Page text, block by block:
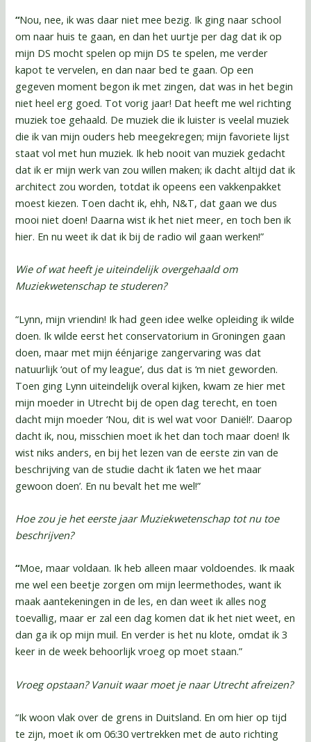
“Nou, nee, ik was daar niet mee bezig. Ik ging naar school
om naar huis te gaan, en dan het uurtje per dag dat ik op
mijn DS mocht spelen op mijn DS te spelen, me verder
kapot te vervelen, en dan naar bed te gaan. Op een
gegeven moment begon ik met zingen, dat was in het begin
niet heel erg goed. Tot vorig jaar! Dat heeft me wel richting
muziek toe gehaald. De muziek die ik luister is veelal muziek
die ik van mijn ouders heb meegekregen; mijn favoriete lijst
staat vol met hun muziek. Ik heb nooit van muziek gedacht
dat ik er mijn werk van zou willen maken; ik dacht altijd dat ik
architect zou worden, totdat ik opeens een vakkenpakket
moest kiezen. Toen dacht ik, ehh, N&T, dat gaan we dus
mooi niet doen! Daarna wist ik het niet meer, en toch ben ik
hier. En nu weet ik dat ik bij de radio wil gaan werken!”
Wie of wat heeft je uiteindelijk overgehaald om
Muziekwetenschap te studeren?
“Lynn, mijn vriendin! Ik had geen idee welke opleiding ik wilde
doen. Ik wilde eerst het conservatorium in Groningen gaan
doen, maar met mijn éénjarige zangervaring was dat
natuurlijk ‘out of my league’, dus dat is ‘m niet geworden.
Toen ging Lynn uiteindelijk overal kijken, kwam ze hier met
mijn moeder in Utrecht bij de open dag terecht, en toen
dacht mijn moeder ‘Nou, dit is wel wat voor Daniël!’. Daarop
dacht ik, nou, misschien moet ik het dan toch maar doen! Ik
wist niks anders, en bij het lezen van de eerste zin van de
beschrijving van de studie dacht ik ‘laten we het maar
gewoon doen’. En nu bevalt het me wel!”
Hoe zou je het eerste jaar Muziekwetenschap tot nu toe
beschrijven?
“Moe, maar voldaan. Ik heb alleen maar voldoendes. Ik maak
me wel een beetje zorgen om mijn leermethodes, want ik
maak aantekeningen in de les, en dan weet ik alles nog
toevallig, maar er zal een dag komen dat ik het niet weet, en
dan ga ik op mijn muil. En verder is het nu klote, omdat ik 3
keer in de week behoorlijk vroeg op moet staan.”
Vroeg opstaan? Vanuit waar moet je naar Utrecht afreizen?
“Ik woon vlak over de grens in Duitsland. En om hier op tijd
te zijn, moet ik om 06:30 vertrekken met de auto richting